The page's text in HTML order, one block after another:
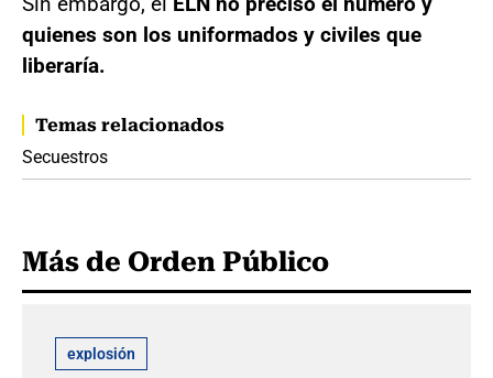
quienes son los uniformados y civiles que
liberaría.
Temas relacionados
Secuestros
Más de Orden Público
explosión